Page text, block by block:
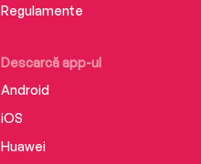
Descarcă app-ul
Android
iOS
Huawei
Regulamente